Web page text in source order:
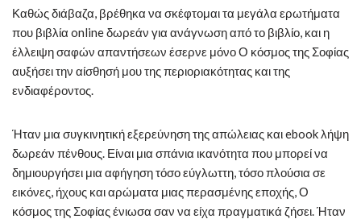
Καθώς διάβαζα, βρέθηκα να σκέφτομαι τα μεγάλα ερωτήματα
που βιβλία online δωρεάν για ανάγνωση από το βιβλίο, και η
έλλειψη σαφών απαντήσεων έσερνε μόνο Ο κόσμος της Σοφίας
αυξήσει την αίσθησή μου της περιοριακότητας και της
ενδιαφέροντος.
Ήταν μια συγκινητική εξερεύνηση της απώλειας και ebook λήψη
δωρεάν πένθους. Είναι μια σπάνια ικανότητα που μπορεί να
δημιουργήσει μια αφήγηση τόσο εύγλωττη, τόσο πλούσια σε
εικόνες, ήχους και αρώματα μιας περασμένης εποχής, Ο
κόσμος της Σοφίας ένιωσα σαν να είχα πραγματικά ζήσει. Ήταν